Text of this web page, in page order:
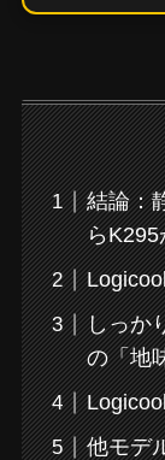
結論：
らK295
しっか
の「地
他モデ